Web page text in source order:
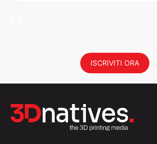
ISCRIVITI ORA